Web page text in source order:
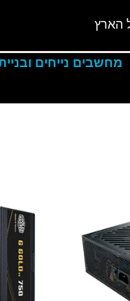
הארץ
מחשבים נייחים